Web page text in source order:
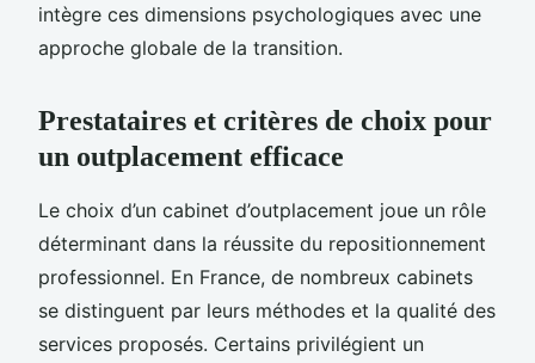
intègre ces dimensions psychologiques avec une
approche globale de la transition.
Prestataires et critères de choix pour
un outplacement efficace
Le choix d’un cabinet d’outplacement joue un rôle
déterminant dans la réussite du repositionnement
professionnel. En France, de nombreux cabinets
se distinguent par leurs méthodes et la qualité des
services proposés. Certains privilégient un